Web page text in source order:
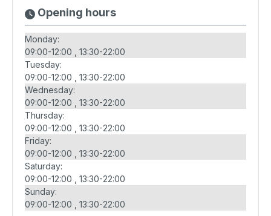
Opening hours
Monday:
09:00-12:00
13:30-22:00
Tuesday:
09:00-12:00
13:30-22:00
Wednesday:
09:00-12:00
13:30-22:00
Thursday:
09:00-12:00
13:30-22:00
Friday:
09:00-12:00
13:30-22:00
Saturday:
09:00-12:00
13:30-22:00
Sunday:
09:00-12:00
13:30-22:00